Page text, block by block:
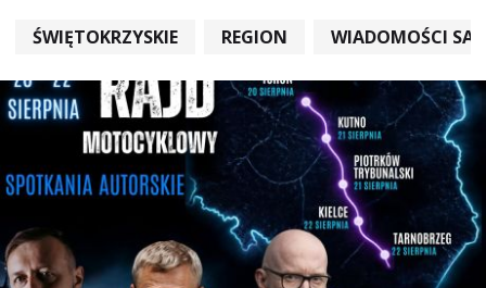
ŚWIĘTOKRZYSKIE REGION WIADOMOŚCI